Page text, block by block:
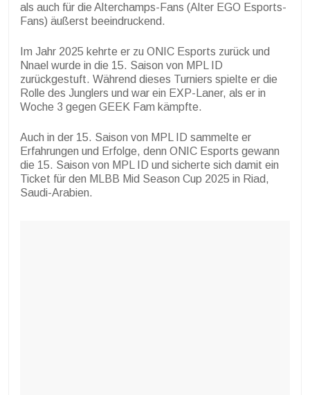
als auch für die Alterchamps-Fans (Alter EGO Esports-
Fans) äußerst beeindruckend.
Im Jahr 2025 kehrte er zu ONIC Esports zurück und
Nnael wurde in die 15. Saison von MPL ID
zurückgestuft. Während dieses Turniers spielte er die
Rolle des Junglers und war ein EXP-Laner, als er in
Woche 3 gegen GEEK Fam kämpfte.
Auch in der 15. Saison von MPL ID sammelte er
Erfahrungen und Erfolge, denn ONIC Esports gewann
die 15. Saison von MPL ID und sicherte sich damit ein
Ticket für den MLBB Mid Season Cup 2025 in Riad,
Saudi-Arabien.